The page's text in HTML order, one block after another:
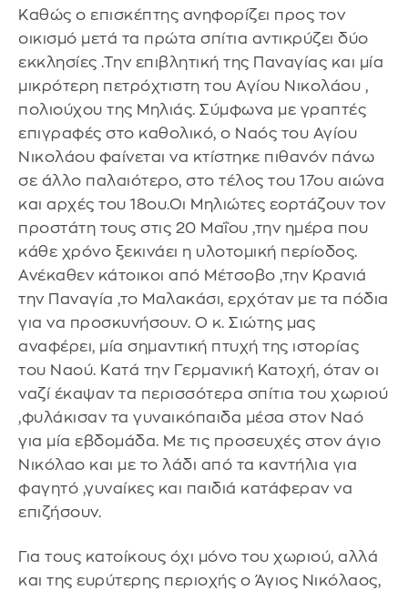
Καθώς ο επισκέπτης ανηφορίζει προς τον
οικισμό μετά τα πρώτα σπίτια αντικρύζει δύο
εκκλησίες .Την επιβλητική της Παναγίας και μία
μικρότερη πετρόχτιστη του Αγίου Νικολάου ,
πολιούχου της Μηλιάς. Σύμφωνα με γραπτές
επιγραφές στο καθολικό, ο Ναός του Αγίου
Νικολάου φαίνεται να κτίστηκε πιθανόν πάνω
σε άλλο παλαιότερο, στο τέλος του 17ου αιώνα
και αρχές του 18ου.Οι Μηλιώτες εορτάζουν τον
προστάτη τους στις 20 Μαΐου ,την ημέρα που
κάθε χρόνο ξεκινάει η υλοτομική περίοδος.
Ανέκαθεν κάτοικοι από Μέτσοβο ,την Κρανιά
την Παναγία ,το Μαλακάσι, ερχόταν με τα πόδια
για να προσκυνήσουν. Ο κ. Σιώτης μας
αναφέρει, μία σημαντική πτυχή της ιστορίας
του Ναού. Κατά την Γερμανική Κατοχή, όταν οι
ναζί έκαψαν τα περισσότερα σπίτια του χωριού
,φυλάκισαν τα γυναικόπαιδα μέσα στον Ναό
για μία εβδομάδα. Με τις προσευχές στον άγιο
Νικόλαο και με το λάδι από τα καντήλια για
φαγητό ,γυναίκες και παιδιά κατάφεραν να
επιζήσουν.
Για τους κατοίκους όχι μόνο του χωριού, αλλά
και της ευρύτερης περιοχής ο Άγιος Νικόλαος,